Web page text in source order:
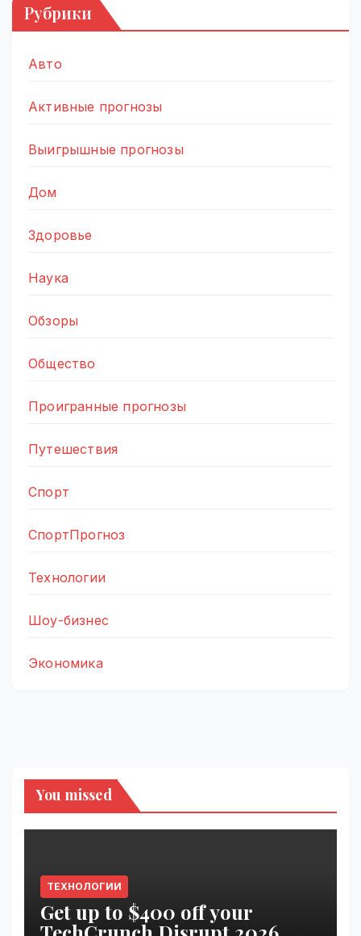
Рубрики
Авто
Активные прогнозы
Выигрышные прогнозы
Дом
Здоровье
Наука
Обзоры
Общество
Проигранные прогнозы
Путешествия
Спорт
СпортПрогноз
Технологии
Шоу-бизнес
Экономика
You missed
ТЕХНОЛОГИИ
Get up to $400 off your